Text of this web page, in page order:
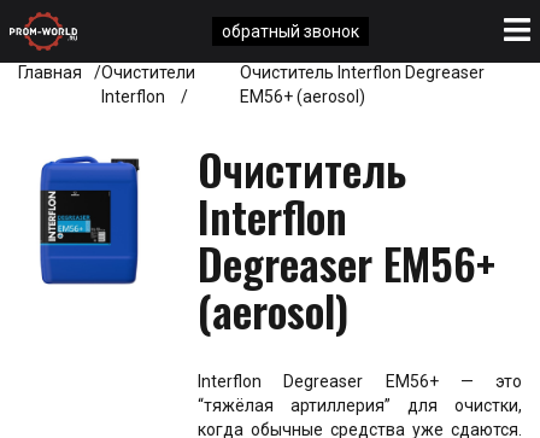
Главная
Очистители
Interflon
Очиститель Interflon Degreaser
EM56+ (aerosol)
Очиститель
Interflon
Degreaser EM56+
(aerosol)
Interflon Degreaser EM56+ — это
“тяжёлая артиллерия” для очистки,
когда обычные средства уже сдаются.
обратный звонок